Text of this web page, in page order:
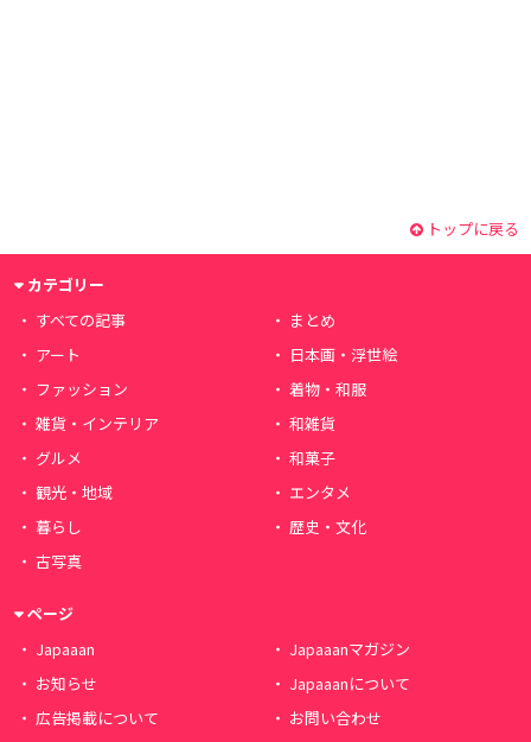
トップに戻る
カテゴリー
すべての記事
まとめ
アート
日本画・浮世絵
ファッション
着物・和服
雑貨・インテリア
和雑貨
グルメ
和菓子
観光・地域
エンタメ
暮らし
歴史・文化
古写真
ページ
Japaaan
Japaaanマガジン
お知らせ
Japaaanについて
広告掲載について
お問い合わせ